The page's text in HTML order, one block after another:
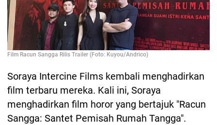
Film Racun Sangga Rilis Trailer (Foto: Kuyou/Andrico)
Soraya Intercine Films kembali menghadirkan
film terbaru mereka. Kali ini, Soraya
menghadirkan film horor yang bertajuk "Racun
Sangga: Santet Pemisah Rumah Tangga".